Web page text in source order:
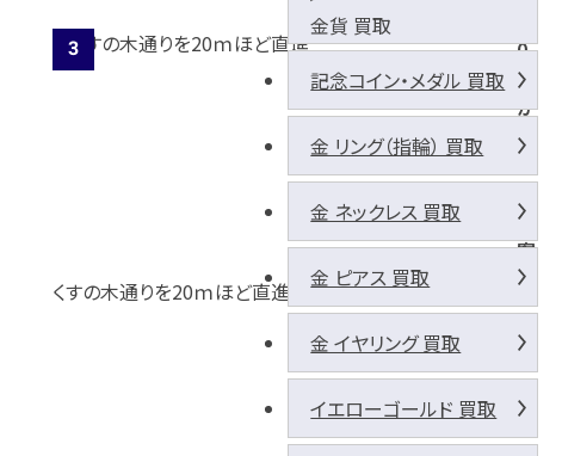
0
線
か
ら
の
経
路
案
内
くすの木通りを20ｍほど直進
金貨 買取
記念コイン・メダル 買取
金 リング（指輪） 買取
金 ネックレス 買取
金 ピアス 買取
金 イヤリング 買取
イエローゴールド 買取